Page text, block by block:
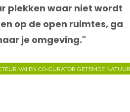
plekken waar niet wordt
op de open ruimtes, ga
je omgeving."
VAI EN CO-CURATOR GETEMDE